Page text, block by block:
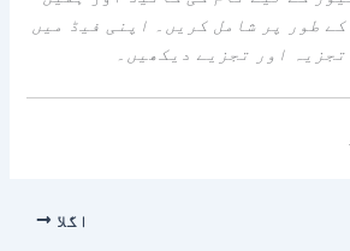
طور پر شامل کریں۔ اپنی فیڈ میں
اور تجزیے دیکھیں۔
اگلا